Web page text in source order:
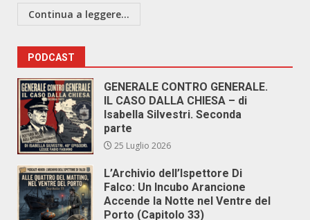
Continua a leggere...
PODCAST
GENERALE CONTRO GENERALE.
IL CASO DALLA CHIESA – di
Isabella Silvestri. Seconda
parte
25 Luglio 2026
L’Archivio dell’Ispettore Di
Falco: Un Incubo Arancione
Accende la Notte nel Ventre del
Porto (Capitolo 33)